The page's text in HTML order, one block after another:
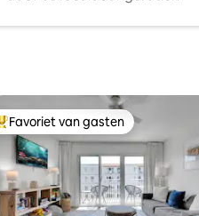
van gasten
Favoriet van gasten